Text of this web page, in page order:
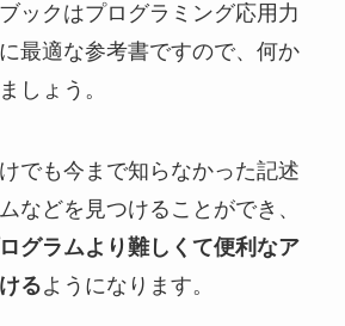
ックはプログラミング応用力
最適な参考書ですので、何か
しょう。
でも今まで知らなかった記述
などを見つけることができ、
グラムより難しくて便利なア
るようになります。